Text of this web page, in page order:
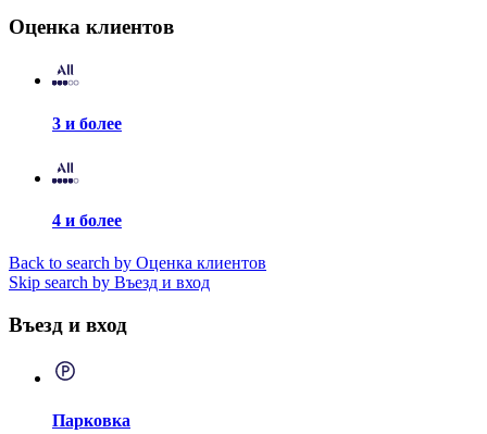
Оценка клиентов
3 и более
4 и более
Back to search by Оценка клиентов
Skip search by Въезд и вход
Въезд и вход
Парковка